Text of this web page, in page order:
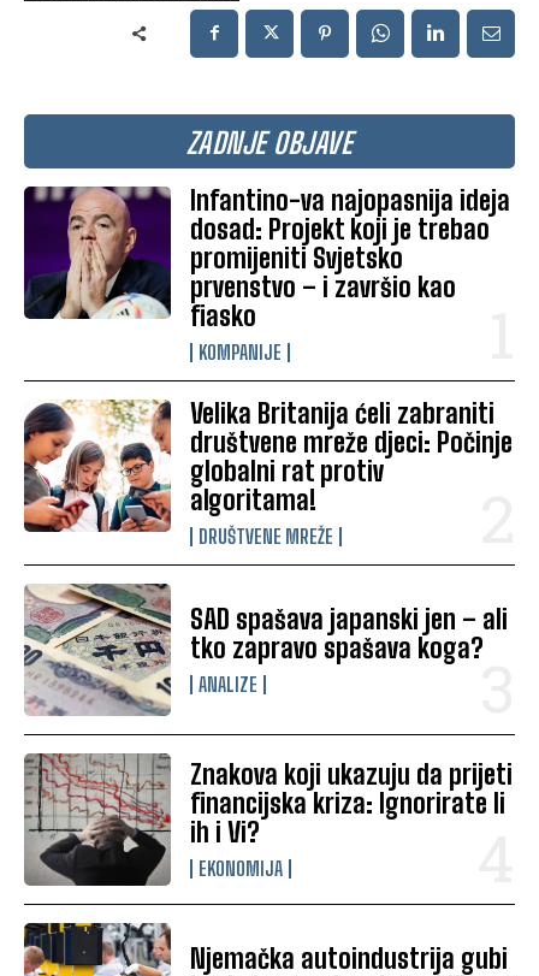
ZADNJE OBJAVE
Infantino-va najopasnija ideja
dosad: Projekt koji je trebao
promijeniti Svjetsko
prvenstvo – i završio kao
fiasko
KOMPANIJE
Velika Britanija ćeli zabraniti
društvene mreže djeci: Počinje
globalni rat protiv
algoritama!
DRUŠTVENE MREŽE
SAD spašava japanski jen – ali
tko zapravo spašava koga?
ANALIZE
Znakova koji ukazuju da prijeti
financijska kriza: Ignorirate li
ih i Vi?
EKONOMIJA
Njemačka autoindustrija gubi